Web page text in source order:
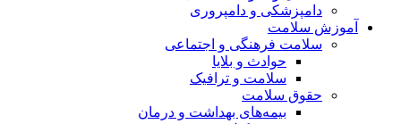
دامپزشکی و دامپروری
آموزش سلامت
سلامت فرهنگی و اجتماعی
حوادث و بلایا
سلامت و ترافیک
حقوق سلامت
بیمه‌های بهداشت و درمان